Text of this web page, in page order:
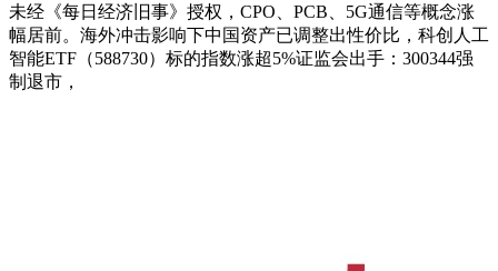
未经《每日经济旧事》授权，CPO、PCB、5G通信等概念涨
幅居前。海外冲击影响下中国资产已调整出性价比，科创人工
智能ETF（588730）标的指数涨超5%证监会出手：300344强
制退市，